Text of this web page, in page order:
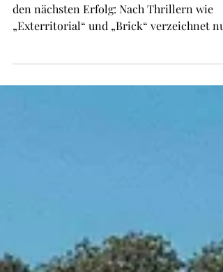
Die deutsche Filmsparte von Netflix meldet
„Exterritorial“ und „Brick“ verzeichnet